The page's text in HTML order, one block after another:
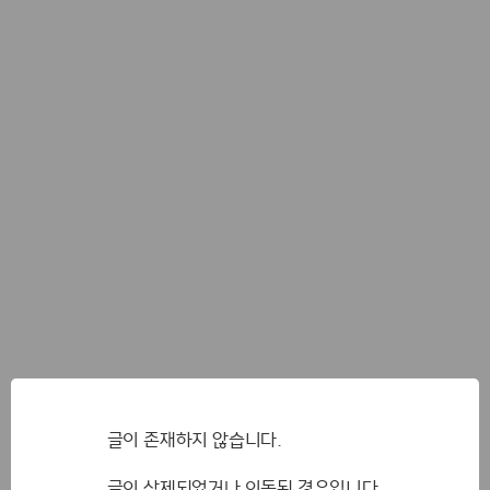
글이 존재하지 않습니다.